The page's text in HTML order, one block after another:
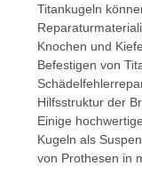
Titankugeln
Knochen und
Befestigen von
Hilfsstruktur der
Einige
Kugeln als
von Prothesen in